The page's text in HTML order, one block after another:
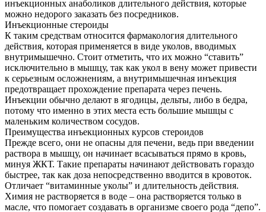
инъекционных анаболиков длительного действия, которые
можно недорого заказать без посредников.
Инъекционные стероиды
К таким средствам относится фармакология длительного
действия, которая применяется в виде уколов, вводимых
внутримышечно. Стоит отметить, что их можно “ставить”
исключительно в мышцу, так как укол в вену может привести
к серьезным осложнениям, а внутримышечная инъекция
предотвращает прохождение препарата через печень.
Инъекции обычно делают в ягодицы, дельты, либо в бедра,
потому что именно в этих места есть большие мышцы с
маленьким количеством сосудов.
Преимущества инъекционных курсов стероидов
Прежде всего, они не опасны для печени, ведь при введении
раствора в мышцу, он начинает всасываться прямо в кровь,
минуя ЖКТ. Такие препараты начинают действовать гораздо
быстрее, так как доза непосредственно вводится в кровоток.
Отличает “витаминные уколы” и длительность действия.
Химия не растворяется в воде – она растворяется только в
масле, что помогает создавать в организме своего рода “депо”.